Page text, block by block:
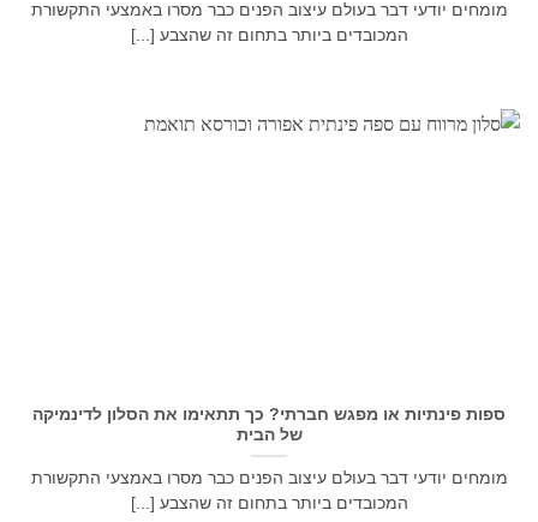
מומחים יודעי דבר בעולם עיצוב הפנים כבר מסרו באמצעי התקשורת
המכובדים ביותר בתחום זה שהצבע [...]
ספות פינתיות או מפגש חברתי? כך תתאימו את הסלון לדינמיקה
של הבית
מומחים יודעי דבר בעולם עיצוב הפנים כבר מסרו באמצעי התקשורת
המכובדים ביותר בתחום זה שהצבע [...]